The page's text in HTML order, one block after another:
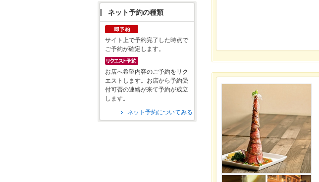
ネット予約の種類
サイト上で予約完了した時点で
ご予約が確定します。
お店へ希望内容のご予約をリク
エストします。お店から予約受
付可否の連絡が来て予約が成立
します。
ネット予約についてみる